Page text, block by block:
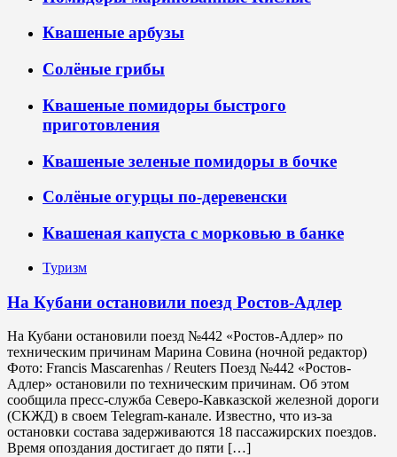
Квашеные арбузы
Солёные грибы
Квашеные помидоры быстрого
приготовления
Квашеные зеленые помидоры в бочке
Солёные огурцы по-деревенски
Квашеная капуста с морковью в банке
Туризм
На Кубани остановили поезд Ростов-Адлер
На Кубани остановили поезд №442 «Ростов-Адлер» по
техническим причинам Марина Совина (ночной редактор)
Фото: Francis Mascarenhas / Reuters Поезд №442 «Ростов-
Адлер» остановили по техническим причинам. Об этом
сообщила пресс-служба Северо-Кавказской железной дороги
(СКЖД) в своем Telegram-канале. Известно, что из-за
остановки состава задерживаются 18 пассажирских поездов.
Время опоздания достигает до пяти […]